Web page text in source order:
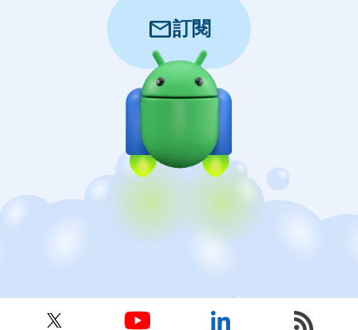
mail訂閱